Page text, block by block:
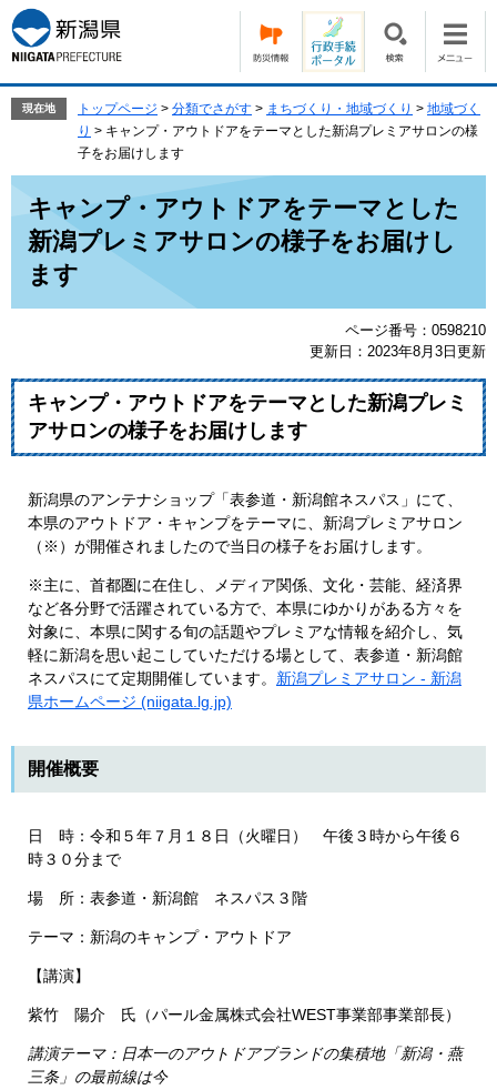
ー
ジ
の
す。
ニ
ュ
ー
し
現在地 トップページ > 分類でさがす > まちづくり・地域づくり > 地域づく
り > キャンプ・アウトドアをテーマとした新潟プレミアサロンの様
子をお届けします
キャンプ・アウトドアをテーマとした
新潟プレミアサロンの様子をお届けし
ます
ページ番号：0598210
更新日：2023年8月3日更新
キャンプ・アウトドアをテーマとした新潟プレミ
アサロンの様子をお届けします
新潟県のアンテナショップ「表参道・新潟館ネスパス」にて、
本県のアウトドア・キャンプをテーマに、新潟プレミアサロン
（※）が開催されましたので当日の様子をお届けします。
※主に、首都圏に在住し、メディア関係、文化・芸能、経済界
など各分野で活躍されている方で、本県にゆかりがある方々を
対象に、本県に関する旬の話題やプレミアな情報を紹介し、気
軽に新潟を思い起こしていただける場として、表参道・新潟館
ネスパスにて定期開催しています。 新潟プレミアサロン - 新潟
県ホームページ (niigata.lg.jp)
開催概要
日 時：令和５年７月１８日（火曜日） 午後３時から午後６
時３０分まで
場 所：表参道・新潟館 ネスパス３階
テーマ：新潟のキャンプ・アウトドア
【講演】
紫竹 陽介 氏（パール金属株式会社WEST事業部事業部⾧）
講演テーマ：日本一のアウトドアブランドの集積地「新潟・燕
三条」の最前線は今